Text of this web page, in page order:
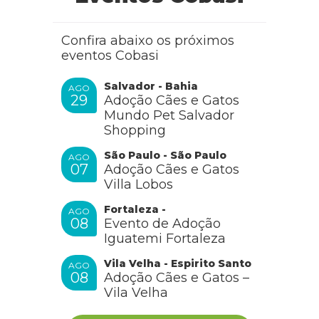
Fabiana Sobrenome
Sim! os cães da raça Yorkshire Terrier se dão muito
bem com crianças, adoram brincar e ficar perto das
pessoas que amam! Só que tenha muito cuidado pois
são animais pequeno e delicados, que podem ser
machucados com facilidade. Nesse caso, podem
morder para se defender. A interação com crianças
pequenas só deve acontecer com supervisão.
RESPONDER
Leila Aparecida de Carvalho Souza
Achei muito oportuno
Confira abaixo os próximos
eventos Cobasi
AGO
29
Salvador - Bahia
Adoção Cães e Gatos
Mundo Pet Salvador
Shopping
AGO
07
São Paulo - São Paulo
Adoção Cães e Gatos
Villa Lobos
AGO
08
Fortaleza -
Evento de Adoção
Iguatemi Fortaleza
AGO
08
Vila Velha - Espirito Santo
Adoção Cães e Gatos –
Vila Velha